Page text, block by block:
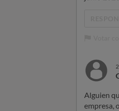
Alguien
empresa,